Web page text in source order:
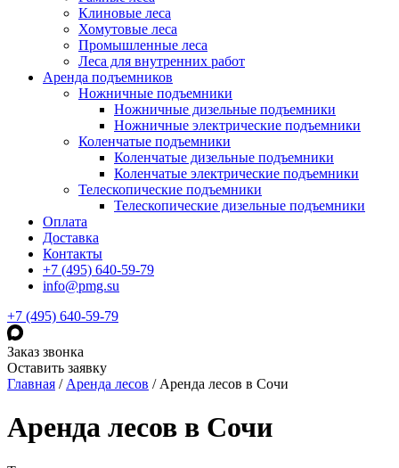
Клиновые леса
Хомутовые леса
Промышленные леса
Леса для внутренних работ
Аренда подъемников
Ножничные подъемники
Ножничные дизельные подъемники
Ножничные электрические подъемники
Коленчатые подъемники
Коленчатые дизельные подъемники
Коленчатые электрические подъемники
Телескопические подъемники
Телескопические дизельные подъемники
Оплата
Доставка
Контакты
+7 (495) 640-59-79
info@pmg.su
+7 (495) 640-59-79
Заказ звонка
Оставить заявку
Главная / Аренда лесов / Аренда лесов в Сочи
Аренда лесов в Сочи